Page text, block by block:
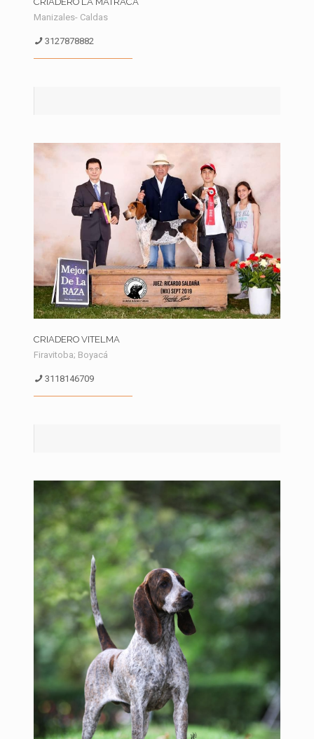
Manizales- Caldas
3127878882
CRIADERO VITELMA
Firavitoba; Boyacá
3118146709